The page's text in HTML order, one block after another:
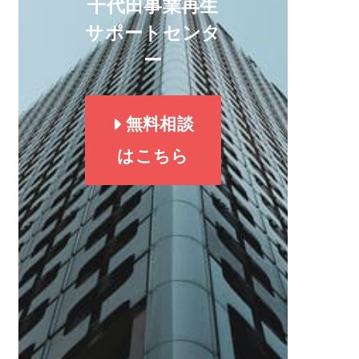
千代田事業再生
サポートセンタ
ー
無料相談
はこちら